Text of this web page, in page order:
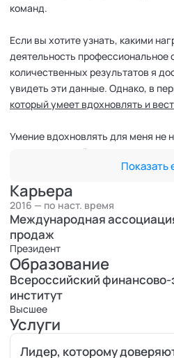
команд.
Если вы хотите узнать, какими
деятельность профессиональное
количественных результатов я
увидеть эти данные. Однако, в
который умеет вдохновлять и
Умение вдохновлять для меня не
- оно часть моей натуры, талант,
петь, кто-то руководить, кто-то –
Я умею вдохновить людей и
которые приносят им устойчивые
Все мои награды и регалии – лишь
подтверждение природной
сознательно и активно развиваю
Профессиональные награды:
- Лауреат премии HR AWARD
номинации "Лучший бизнес-
Показать
Карьера
Международная
продаж
Президент
2016 — по наст. время
Образование
Всероссийский
институт
Высшее
Услуги
Лидер, которому